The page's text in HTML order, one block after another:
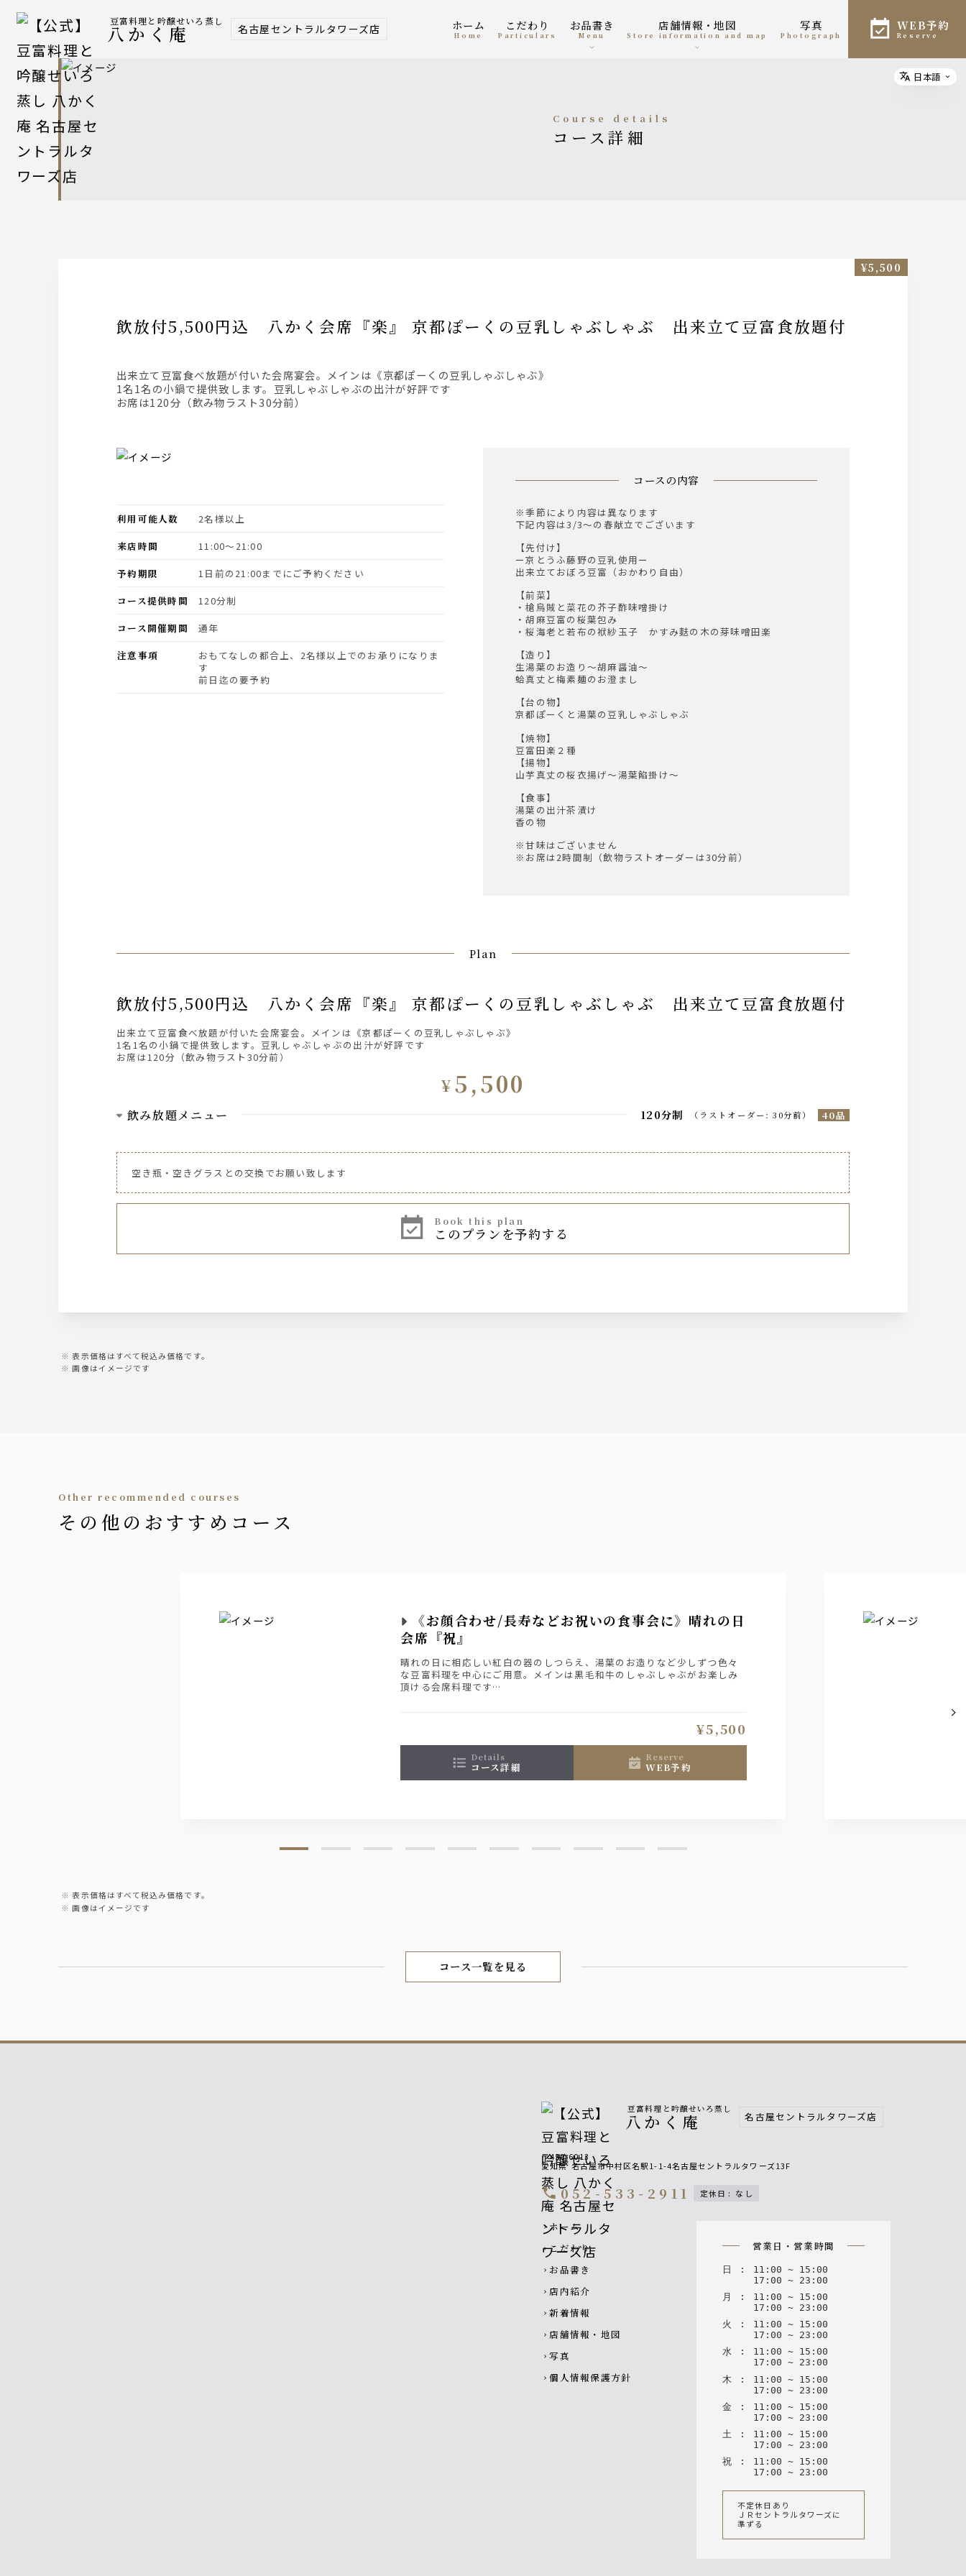
豆富料理と吟醸せいろ蒸し
八かく庵 名古屋セントラルタワーズ店 ホーム
home
こだわり
Particulars
お品書き
menu
店舗情報・地図
Store information and map
写真
photograph
WEB予約
reserve
course details
コース詳細
飲放付5,500円込 八かく会席『楽』 京都ぽーくの豆乳しゃぶしゃぶ 出来立て豆富食放題付
出来立て豆富食べ放題が付いた会席宴会。メインは《京都ぽーくの豆乳しゃぶしゃぶ》
1名1名の小鍋で提供致します。豆乳しゃぶしゃぶの出汁が好評です
お席は120分（飲み物ラスト30分前）
¥5,500
コースの内容
※季節により内容は異なります
下記内容は3/3～の春献立でございます
【先付け】
ー京とうふ藤野の豆乳使用ー
出来立ておぼろ豆富（おかわり自由）
【前菜】
・槍烏賊と菜花の芥子酢味噌掛け
・胡麻豆富の桜葉包み
・桜海老と若布の袱紗玉子 かすみ麩の木の芽味噌田楽
【造り】
生湯葉のお造り～胡麻醤油～
蛤真丈と梅素麺のお澄まし
【台の物】
京都ぽーくと湯葉の豆乳しゃぶしゃぶ
【焼物】
豆富田楽２種
【揚物】
山芋真丈の桜衣揚げ～湯葉餡掛け～
【食事】
湯葉の出汁茶漬け
香の物
※甘味はございません
※お席は2時間制（飲物ラストオーダーは30分前）
利用可能人数
2名様以上
来店時間
11:00〜21:00
予約期限
1日前の21:00までにご予約ください
コース提供時間
120分制
コース開催期間
通年
注意事項
おもてなしの都合上、2名様以上でのお承りになりま
す
前日迄の要予約
Plan
飲放付5,500円込 八かく会席『楽』 京都ぽーくの豆乳しゃぶしゃぶ 出来立て豆富食放題付
出来立て豆富食べ放題が付いた会席宴会。メインは《京都ぽーくの豆乳しゃぶしゃぶ》
1名1名の小鍋で提供致します。豆乳しゃぶしゃぶの出汁が好評です
お席は120分（飲み物ラスト30分前）
¥5,500
飲み放題メニュー 120分制 （ ラストオーダー: 30分前） 40品
ハイボール、焼酎芋・麦、レモンサワー、ワイン赤・白、果実酒、烏龍茶などのソフトドリンク等、基本的なお飲み物は一通り揃えております。
空き瓶・空きグラスとの交換でお願い致します
book this plan
このプランを予約する
表示価格はすべて税込み価格です。
画像はイメージです
other recommended courses
その他のおすすめコース
《お顔合わせ/長寿などお祝いの食事会に》晴れの日
会席『祝』
晴れの日に相応しい紅白の器のしつらえ、湯葉のお造りなど少しずつ色々
な豆富料理を中心にご用意。メインは黒毛和牛のしゃぶしゃぶがお楽しみ
頂ける会席料理です
¥5,500
details
コース詳細
reserve
WEB予約
表示価格はすべて税込み価格です。
画像はイメージです
コース一覧を見る
Select
日本語
豆富料理と吟醸せいろ蒸し
八かく庵 名古屋セントラルタワーズ店
〒450-6013
愛知県 名古屋市中村区名駅1-1-4名古屋セントラルタワーズ13F
call 052-533-2911 定休日 : なし
Footer navigation
chevron_right ホーム
chevron_right こだわり
chevron_right お品書き
chevron_right 店内紹介
chevron_right 新着情報
chevron_right 店舗情報・地図
chevron_right 写真
chevron_right 個人情報保護方針
営業日・営業時間
日 : 11 : 00 ~ 15 : 00
17 : 00 ~ 23 : 00
月
: 11 : 00 ~ 15 : 00
17 : 00 ~ 23 : 00
火
: 11 : 00 ~ 15 : 00
17 : 00 ~ 23 : 00
水 : 11 : 00 ~ 15 : 00
17 : 00 ~ 23 : 00
木
: 11 : 00 ~ 15 : 00
17 : 00 ~ 23 : 00
金
: 11 : 00 ~ 15 : 00
17 : 00 ~ 23 : 00
土
: 11 : 00 ~ 15 : 00
17 : 00 ~ 23 : 00
祝 : 11 : 00 ~ 15 : 00
17 : 00 ~ 23 : 00
不定休日あり
ＪＲセントラルタワーズに
準ずる